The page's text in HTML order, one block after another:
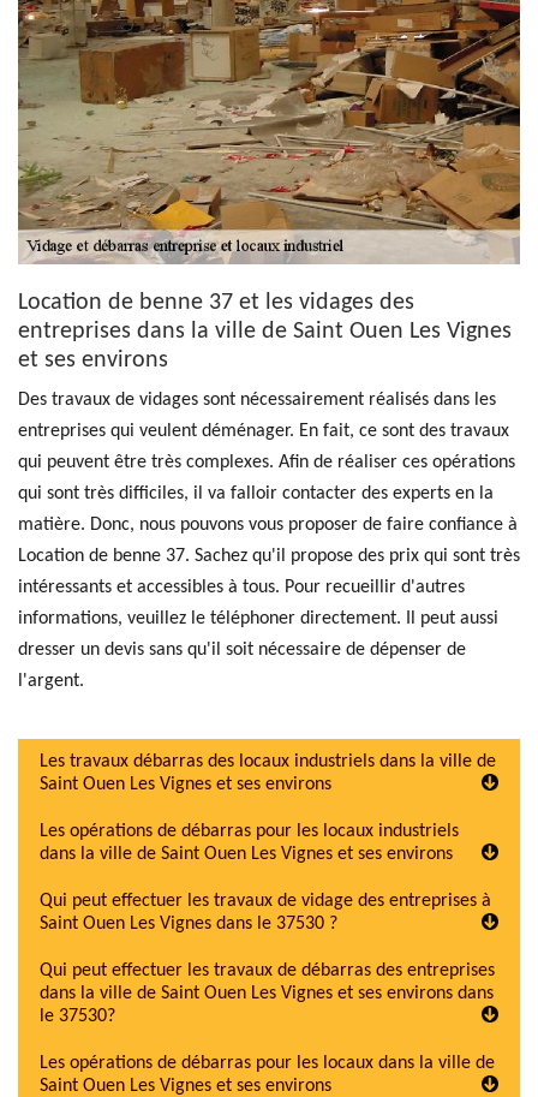
Location de benne 37 et les vidages des
entreprises dans la ville de Saint Ouen Les Vignes
et ses environs
Des travaux de vidages sont nécessairement réalisés dans les
entreprises qui veulent déménager. En fait, ce sont des travaux
qui peuvent être très complexes. Afin de réaliser ces opérations
qui sont très difficiles, il va falloir contacter des experts en la
matière. Donc, nous pouvons vous proposer de faire confiance à
Location de benne 37. Sachez qu'il propose des prix qui sont très
intéressants et accessibles à tous. Pour recueillir d'autres
informations, veuillez le téléphoner directement. Il peut aussi
dresser un devis sans qu'il soit nécessaire de dépenser de
l'argent.
Les travaux débarras des locaux industriels dans la ville de
Saint Ouen Les Vignes et ses environs
Les opérations de débarras pour les locaux industriels
dans la ville de Saint Ouen Les Vignes et ses environs
Qui peut effectuer les travaux de vidage des entreprises à
Saint Ouen Les Vignes dans le 37530 ?
Qui peut effectuer les travaux de débarras des entreprises
dans la ville de Saint Ouen Les Vignes et ses environs dans
le 37530?
Les opérations de débarras pour les locaux dans la ville de
Saint Ouen Les Vignes et ses environs